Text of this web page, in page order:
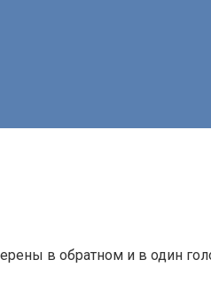
в обратном и в один